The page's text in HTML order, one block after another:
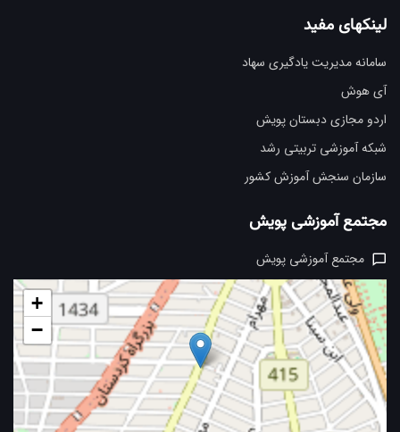
لینکهای مفید
سامانه مدیریت یادگیری سهاد
آی هوش
اردو مجازی دبستان پویش
شبکه آموزشی تربیتی رشد
سازمان سنجش آموزش کشور
مجتمع آموزشی پویش
مجتمع آموزشی پویش
+
−